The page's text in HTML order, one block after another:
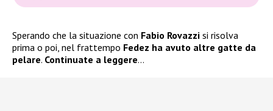
Sperando che la situazione con Fabio Rovazzi si risolva
prima o poi, nel frattempo Fedez ha avuto altre gatte da
pelare. Continuate a leggere…